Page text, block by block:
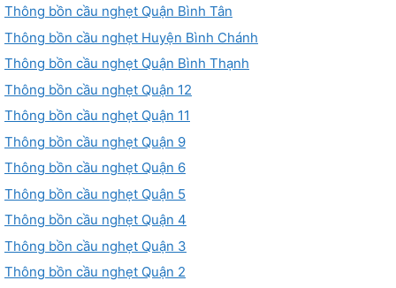
Thông bồn cầu nghẹt Quận Bình Tân
Thông bồn cầu nghẹt Huyện Bình Chánh
Thông bồn cầu nghẹt Quận Bình Thạnh
Thông bồn cầu nghẹt Quận 12
Thông bồn cầu nghẹt Quận 11
Thông bồn cầu nghẹt Quận 9
Thông bồn cầu nghẹt Quận 6
Thông bồn cầu nghẹt Quận 5
Thông bồn cầu nghẹt Quận 4
Thông bồn cầu nghẹt Quận 3
Thông bồn cầu nghẹt Quận 2